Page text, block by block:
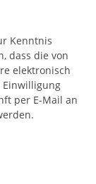
Kenntnis
dass die von
elektronisch
Einwilligung
per E-Mail an